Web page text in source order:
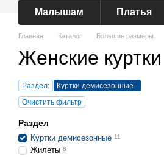
Малышам Платья
Главная Каталог Большие размеры
Женские
Раздел:
Куртки демисезонные
Очистить фильтр
Раздел
Куртки демисезонные 11
Жилеты 8